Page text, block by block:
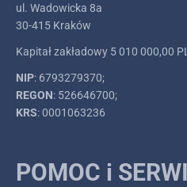
Kapitał zakładowy 5 010 000,00
: 6793279370;
: 526646700;
POMOC i